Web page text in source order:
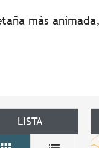
más
LISTA